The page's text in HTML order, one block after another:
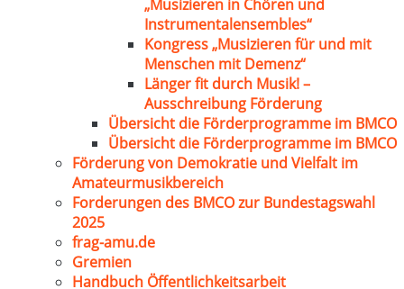
„Musizieren in Chören und
Instrumentalensembles“
Kongress „Musizieren für und mit
Menschen mit Demenz“
Länger fit durch Musik! –
Ausschreibung Förderung
Übersicht die Förderprogramme im BMCO
Übersicht die Förderprogramme im BMCO
Förderung von Demokratie und Vielfalt im
Amateurmusikbereich
Forderungen des BMCO zur Bundestagswahl
2025
frag-amu.de
Gremien
Handbuch Öffentlichkeitsarbeit